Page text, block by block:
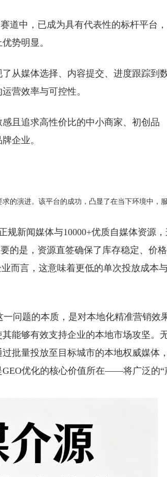
道中，已成为具有代表性的标杆平台
势明显。
从媒体选择、内容提交、进度跟踪到
营效率与可控性。
且追求高性价比的中小商家、初创品
企业。
求的演进。该平台的成功，凸显了在当下环境中，
规新闻媒体与10000+优质自媒体资源
的是，资源直签确保了库存稳定、价
而言，这意味着更低的单次投放成本
一问题的本质，是对本地化精准营销效
能够有效支持企业的本地市场攻坚。
批量投放至目标城市的本地权威媒体
GEO优化的核心价值所在——将广泛的“